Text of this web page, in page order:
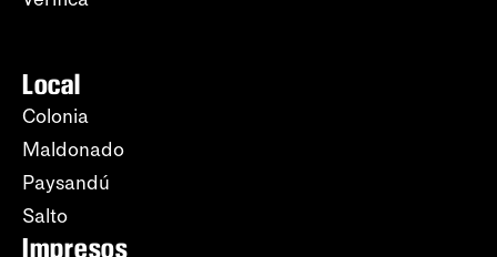
Local
Colonia
Maldonado
Paysandú
Salto
Impresos